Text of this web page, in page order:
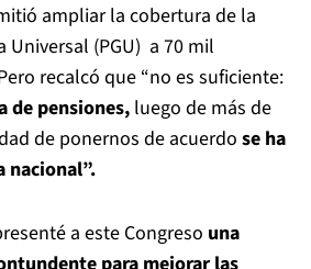
ampliar la cobertura de la
Universal (PGU) a 70 mil
recalcó que “no es suficiente:
de pensiones,luego de más de
de ponernos de acuerdose ha
nacional”.
a este Congreso una